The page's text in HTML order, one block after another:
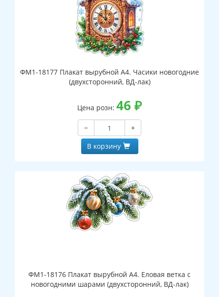
ФМ1-18177 Плакат вырубной А4. Часики новогодние
(двухсторонний, ВД-лак)
Цена розн: 46 ₽
−
+
В корзину
ФМ1-18176 Плакат вырубной А4. Еловая ветка с
новогодними шарами (двухсторонний, ВД-лак)